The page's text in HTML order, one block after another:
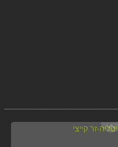
לרוסיה
מהיום להיום
זר קייצי